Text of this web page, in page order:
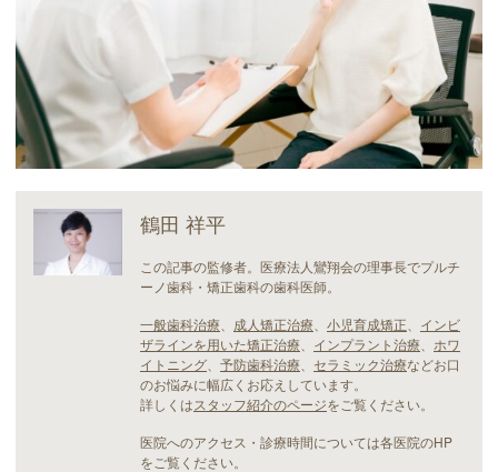
鶴田 祥平
この記事の監修者。医療法人鸞翔会の理事長でプルチ
ーノ歯科・矯正歯科の歯科医師。
一般歯科治療
成人矯正治療 小児育成矯正
インビ
ザラインを用いた矯正治療
インプラント治療
ホワ
イトニング
予防歯科治療 セラミック治療などお口
のお悩みに幅広くお応えしています。
詳しくはスタッフ紹介のページをご覧ください。
医院へのアクセス・診療時間については各医院のHP
をご覧ください。